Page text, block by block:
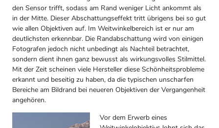
den Sensor trifft, sodass am Rand weniger Licht ankommt als
in der Mitte. Dieser Abschattungseffekt tritt übrigens bei so gut
wie allen Objektiven auf. Im Weitwinkelbereich ist er nur am
deutlichsten erkennbar. Die Randabschattung wird von einigen
Fotografen jedoch nicht unbedingt als Nachteil betrachtet,
sondern dient ihnen ganz bewusst als wirkungsvolles Stilmittel.
Mit der Zeit scheinen viele Hersteller diese Schönheitsprobleme
erkannt und beseitig zu haben, da die typischen unscharfen
Bereiche am Bildrand bei neueren Objektiven der Vergangenheit
angehören.
Vor dem Erwerb eines